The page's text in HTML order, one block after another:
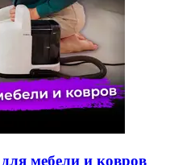
мебели и ковров